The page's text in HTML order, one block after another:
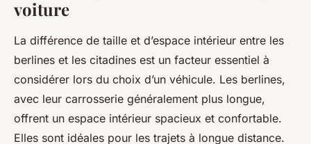
voiture
La différence de taille et d’espace intérieur entre les
berlines et les citadines est un facteur essentiel à
considérer lors du choix d’un véhicule. Les berlines,
avec leur carrosserie généralement plus longue,
offrent un espace intérieur spacieux et confortable.
Elles sont idéales pour les trajets à longue distance.